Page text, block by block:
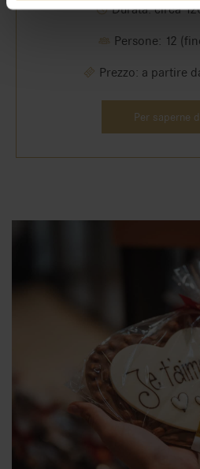
Durata: circa
Persone: 12
Prezzo: a partire
Per saperne